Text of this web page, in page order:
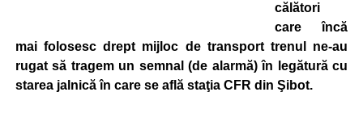
călători
care încă
mai folosesc drept mijloc de transport trenul ne-au
rugat să tragem un semnal (de alarmă) în legătură cu
starea jalnică în care se află staţia CFR din Şibot.